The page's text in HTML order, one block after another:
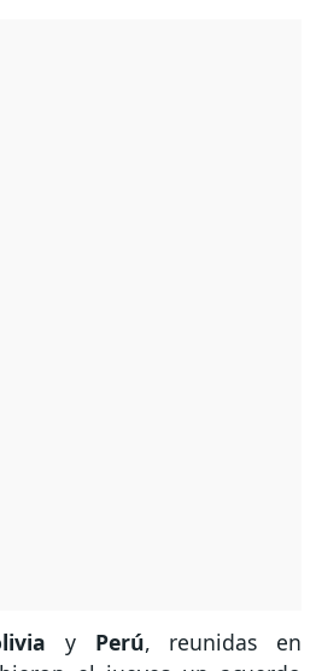
y Perú, reunidas en